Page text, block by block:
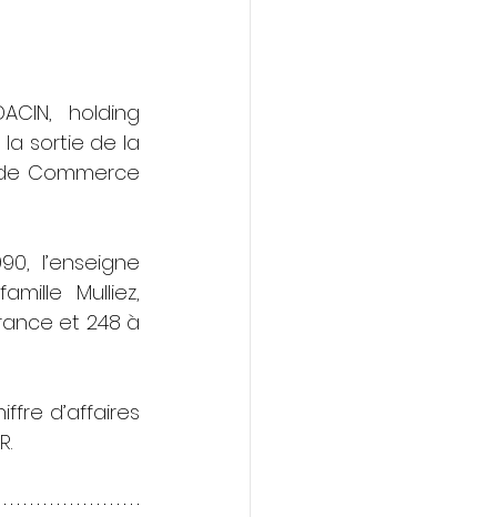
holding
la sortie de la
Commerce
l’enseigne
Mulliez,
et 248 à
d’affaires